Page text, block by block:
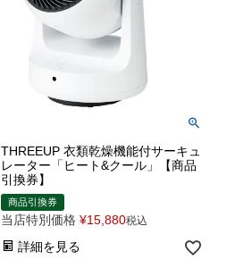
THREEUP 衣類乾燥機能付サーキュ
レーター「ヒート&クール」【商品
引換券】
商品引換券
当店特別価格 ¥15,880税込
詳細を見る